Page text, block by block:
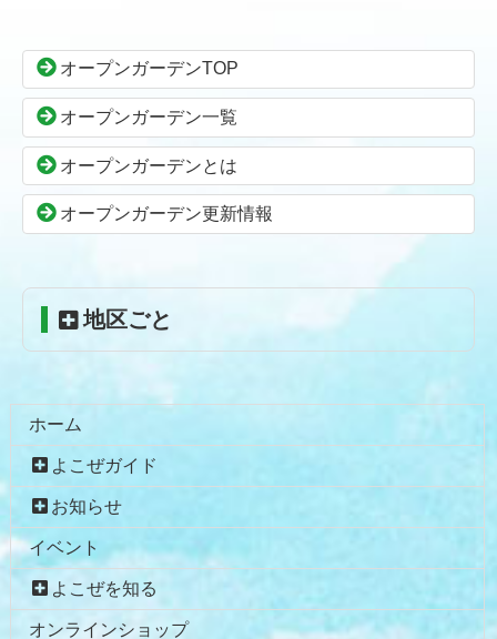
ン
本
文
先
へ
る
の
頭
へ
る
オープンガーデンTOP
オープンガーデン一覧
オープンガーデンとは
オープンガーデン更新情報
地区ごと
ホーム
よこぜガイド
お知らせ
イベント
よこぜを知る
オンラインショップ